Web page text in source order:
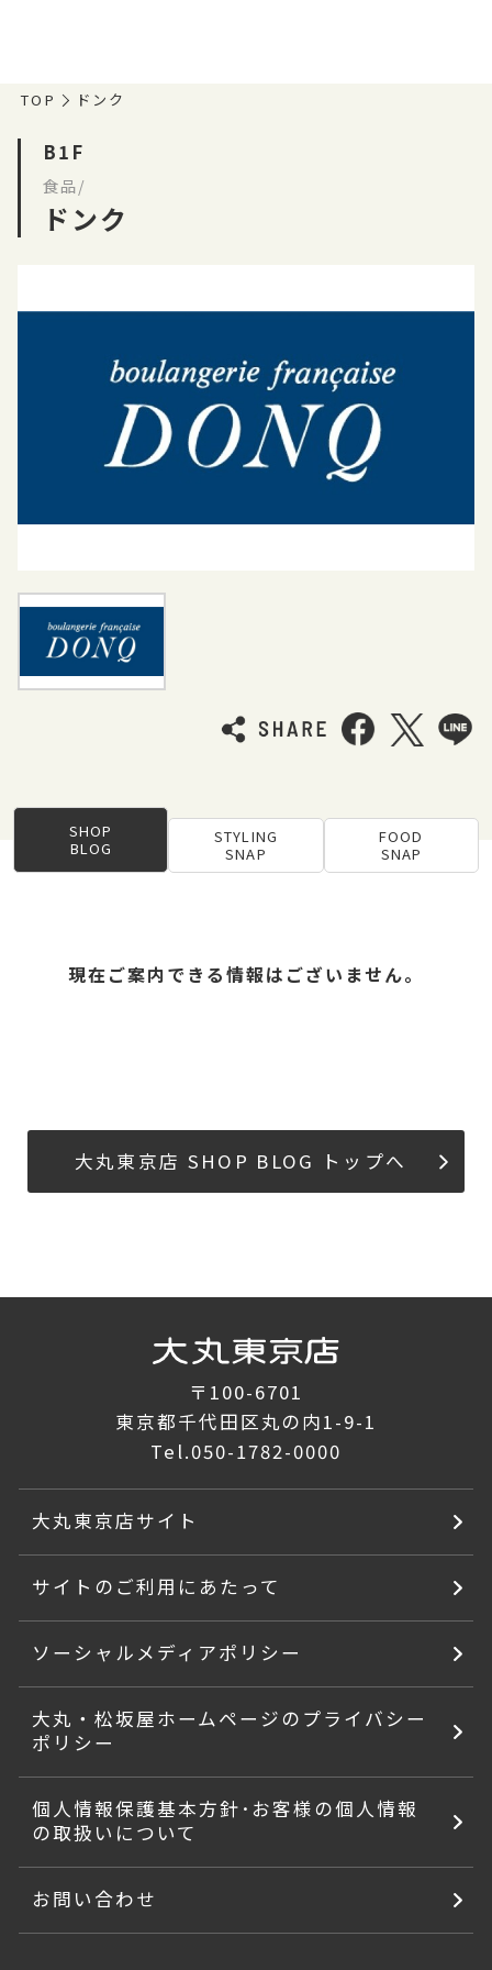
TOP ドンク
B1F
食品/
ドンク
SHOP
BLOG
STYLING
SNAP
FOOD
SNAP
現在ご案内できる情報はございません。
大丸東京店 SHOP BLOG トップへ
〒100-6701
東京都千代田区丸の内1-9-1
Tel.050-1782-0000
大丸東京店サイト
サイトのご利用にあたって
ソーシャルメディアポリシー
大丸・松坂屋ホームページのプライバシー
ポリシー
個人情報保護基本方針･お客様の個人情報
の取扱いについて
お問い合わせ